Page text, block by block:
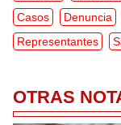
Casos
Denuncia
Representantes
OTRAS